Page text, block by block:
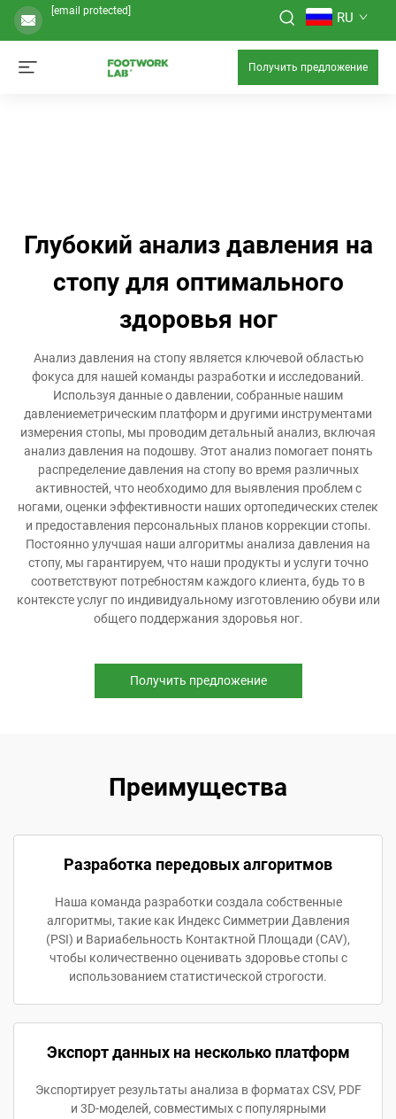
[email protected] RU
Получить предложение
Глубокий анализ давления на
стопу для оптимального
здоровья ног
Анализ давления на стопу является ключевой областью
фокуса для нашей команды разработки и исследований.
Используя данные о давлении, собранные нашим
давлениеметрическим платформ и другими инструментами
измерения стопы, мы проводим детальный анализ, включая
анализ давления на подошву. Этот анализ помогает понять
распределение давления на стопу во время различных
активностей, что необходимо для выявления проблем с
ногами, оценки эффективности наших ортопедических стелек
и предоставления персональных планов коррекции стопы.
Постоянно улучшая наши алгоритмы анализа давления на
стопу, мы гарантируем, что наши продукты и услуги точно
соответствуют потребностям каждого клиента, будь то в
контексте услуг по индивидуальному изготовлению обуви или
общего поддержания здоровья ног.
Получить предложение
Преимущества
Разработка передовых алгоритмов
Наша команда разработки создала собственные
алгоритмы, такие как Индекс Симметрии Давления
(PSI) и Вариабельность Контактной Площади (CAV),
чтобы количественно оценивать здоровье стопы с
использованием статистической строгости.
Экспорт данных на несколько платформ
Экспортирует результаты анализа в форматах CSV, PDF
и 3D-моделей, совместимых с популярными